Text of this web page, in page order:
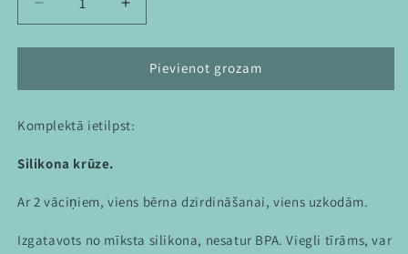
Samazināt
daudzumu
produktam
galda
komplekts
vāku
Palielināt
daudzumu
produktam
Chil
galda
komplekts
Pievienot grozam
Komplektā ietilpst:
Silikona krūze.
Ar 2 vāciņiem, viens bērna dzirdināšanai, viens uzkodām.
Izgatavots no mīksta silikona, nesatur BPA. Viegli tīrāms, var